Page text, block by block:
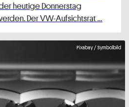
heutige Donnerstag
Der VW-Aufsichtsrat …
Pixabay / Symbolbild